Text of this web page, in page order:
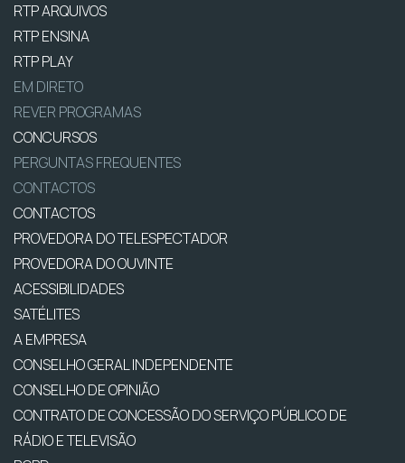
RTP ARQUIVOS
RTP ENSINA
RTP PLAY
EM DIRETO
REVER PROGRAMAS
CONCURSOS
PERGUNTAS FREQUENTES
CONTACTOS
CONTACTOS
PROVEDORA DO TELESPECTADOR
PROVEDORA DO OUVINTE
ACESSIBILIDADES
SATÉLITES
A EMPRESA
CONSELHO GERAL INDEPENDENTE
CONSELHO DE OPINIÃO
CONTRATO DE CONCESSÃO DO SERVIÇO PÚBLICO DE
RÁDIO E TELEVISÃO